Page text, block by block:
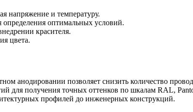
напряжение и температуру.
определения оптимальных условий.
красителя.
цвета.
анодировании позволяет снизить количество
для получения точных оттенков по шкалам RAL,
профилей до инженерных конструкций.